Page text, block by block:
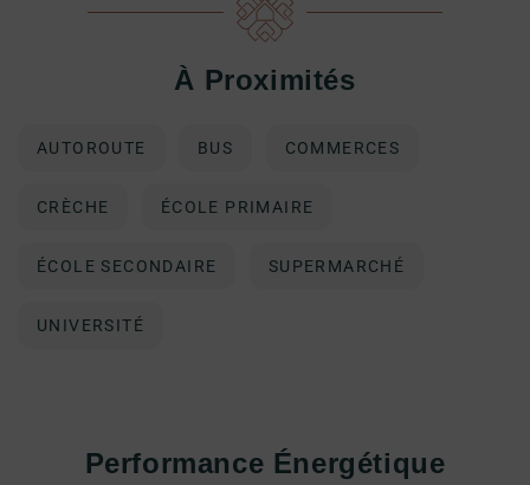
À Proximités
AUTOROUTE BUS COMMERCES
CRÈCHE ÉCOLE PRIMAIRE
ÉCOLE SECONDAIRE SUPERMARCHÉ
UNIVERSITÉ
Performance Énergétique